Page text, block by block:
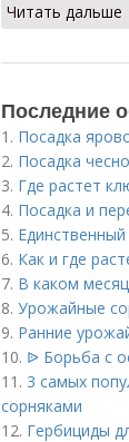
Читать
Последние
1. Посадка
2. Посадка
3. Где растет
4. Посадка и
5.
6. Как и где
7. В каком
8. Урожайные
9. Ранние
10. ᐉ Борьба с
11. 3 самых
сорняками
12. Гербициды